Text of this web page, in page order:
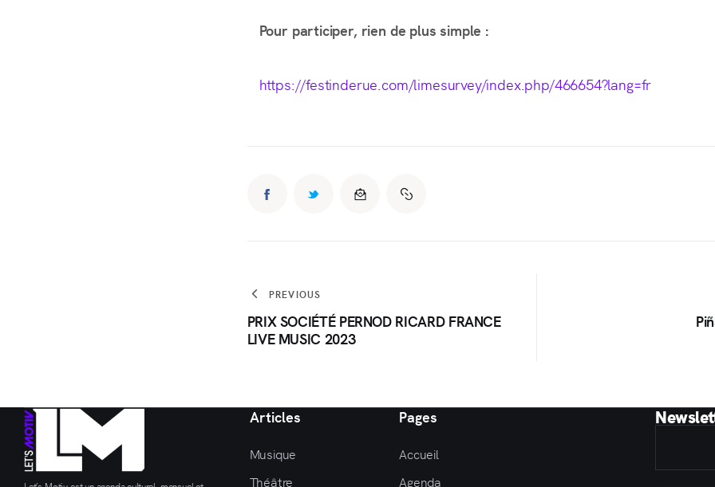
Pour participer, rien de plus simple :
https://festinderue.com/limesurvey/index.php/466654?lang=fr
PREVIOUS
PRIX SOCIÉTÉ PERNOD RICARD FRANCE
LIVE MUSIC 2023
Articles
Musique
Théâtre
Pages
Accueil
Agenda